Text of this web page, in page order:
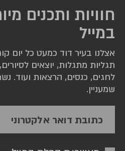
חוויות ותכנים
במייל
אצלנו בעיר דוד כמעט כל יום
תגליות מתגלות, יוצאים
לחגים, כנסים, הרצאות ועוד.
שמעניין.
כתובת דואר אלקטרוני